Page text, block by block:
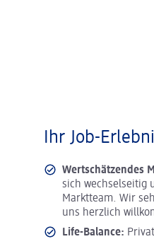
Ihr Job-
Wertschätzendes
sich wechselseitig
Marktteam. Wir
uns herzlich
Life-Balance: